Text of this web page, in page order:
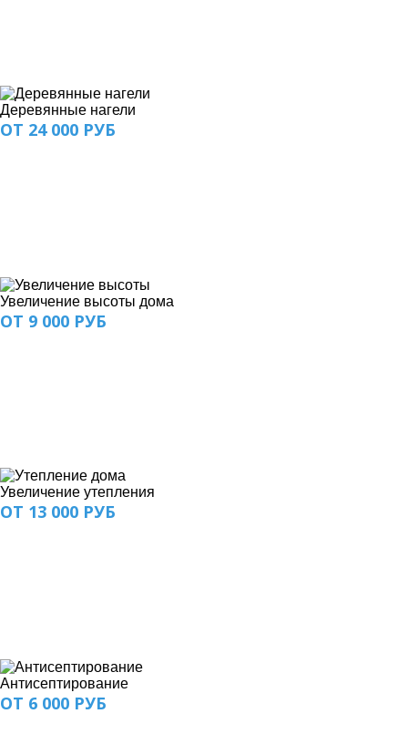
Деревянные нагели
ОТ 24 000 РУБ
Увеличение высоты дома
ОТ 9 000 РУБ
Увеличение утепления
ОТ 13 000 РУБ
Антисептирование
ОТ 6 000 РУБ